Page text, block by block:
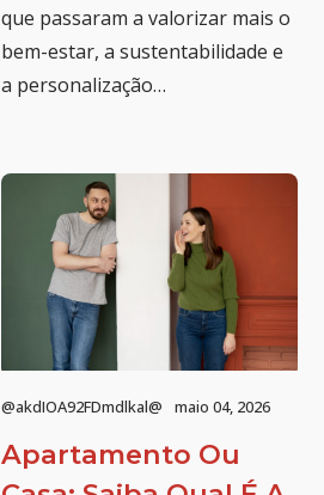
que passaram a valorizar mais o
bem-estar, a sustentabilidade e
a personalização…
@akdIOA92FDmdlkal@ maio 04, 2026
Apartamento Ou